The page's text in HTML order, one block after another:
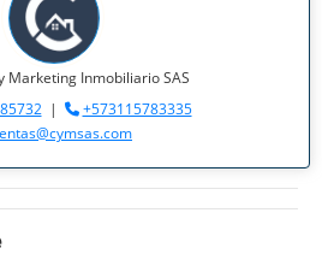
Marketing Inmobiliario SAS
|
+573115783335